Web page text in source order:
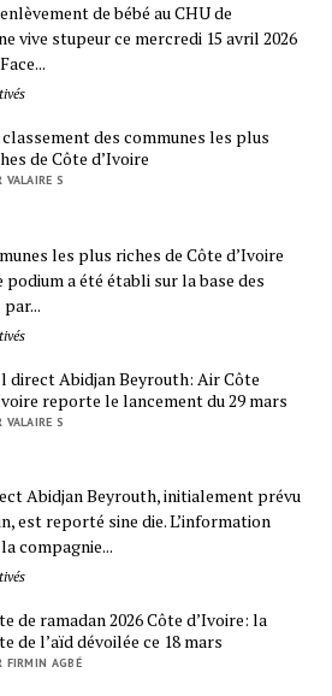
de bébé au CHU de
vive stupeur ce mercredi 15 avril 2026
classement des communes les plus
de Côte d’Ivoire
VALAIRE S
les plus riches de Côte d’Ivoire
podium a été établi sur la base des
direct Abidjan Beyrouth: Air Côte
reporte le lancement du 29 mars
VALAIRE S
Abidjan Beyrouth, initialement prévu
est reporté sine die. L’information
compagnie...
de ramadan 2026 Côte d’Ivoire: la
de l’aïd dévoilée ce 18 mars
FIRMIN AGBÉ